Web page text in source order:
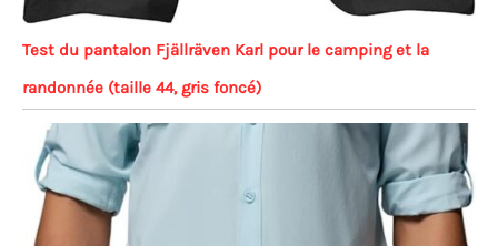
Test du pantalon Fjällräven Karl pour le camping et la
randonnée (taille 44, gris foncé)